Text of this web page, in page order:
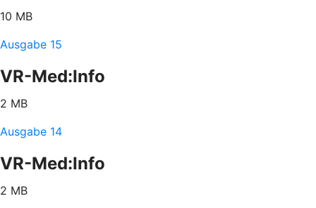
10 MB
Ausgabe 15
VR-Med:Info
2 MB
Ausgabe 14
VR-Med:Info
2 MB